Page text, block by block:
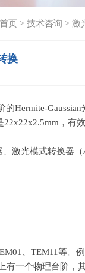
首页 > 技术咨询 > 激
换
Hermite-Gaussian
22x22x2.5mm，有
激光模式转换器（
TEM11等。
有一个物理台阶，